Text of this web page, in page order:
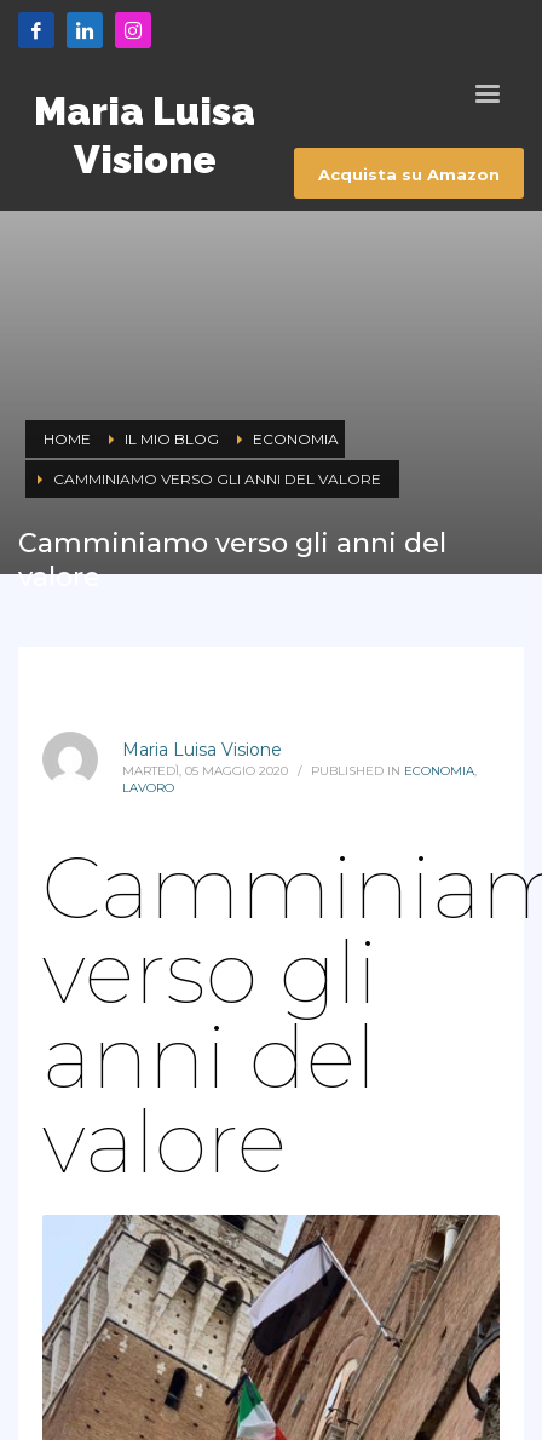
Maria Luisa
Visione
Acquista su Amazon
HOME IL MIO BLOG ECONOMIA
CAMMINIAMO VERSO GLI ANNI DEL VALORE
Camminiamo verso gli anni del
valore
Maria Luisa Visione
MARTEDÌ, 05 MAGGIO 2020 / PUBLISHED IN ECONOMIA
LAVORO
verso gli
anni del
valore